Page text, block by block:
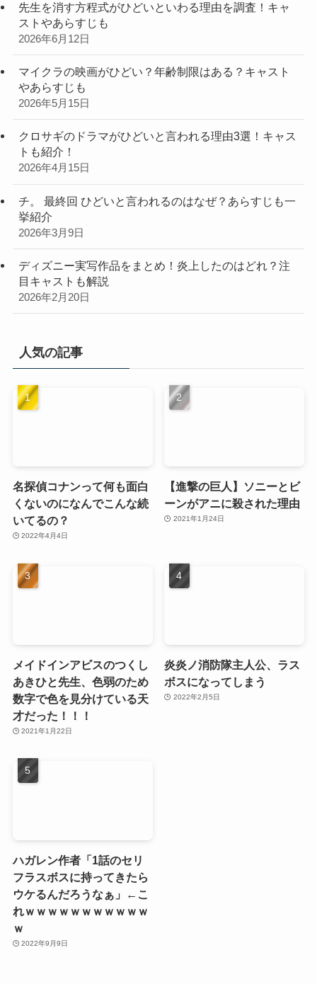
先生を消す方程式がひどいといわる理由を調査！キャ
ストやあらすじも
2026年6月12日
マイクラの映画がひどい？年齢制限はある？キャスト
やあらすじも
2026年5月15日
クロサギのドラマがひどいと言われる理由3選！キャス
トも紹介！
2026年4月15日
チ。 最終回 ひどいと言われるのはなぜ？あらすじも一
挙紹介
2026年3月9日
ディズニー実写作品をまとめ！炎上したのはどれ？注
目キャストも解説
2026年2月20日
人気の記事
名探偵コナンって何も面白
くないのになんでこんな続
いてるの？
2022年4月4日
【進撃の巨人】ソニーとビ
ーンがアニに殺された理由
2021年1月24日
メイドインアビスのつくし
あきひと先生、色弱のため
数字で色を見分けている天
才だった！！！
2021年1月22日
炎炎ノ消防隊主人公、ラス
ボスになってしまう
2022年2月5日
ハガレン作者「1話のセリ
フラスボスに持ってきたら
ウケるんだろうなぁ」←こ
れｗｗｗｗｗｗｗｗｗｗｗ
ｗ
2022年9月9日